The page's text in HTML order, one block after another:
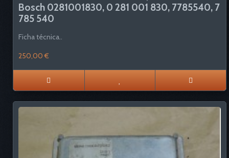
Bosch 0281001830, 0 281 001 830, 7785540, 7
785 540
Ficha técnica..
250,00 €